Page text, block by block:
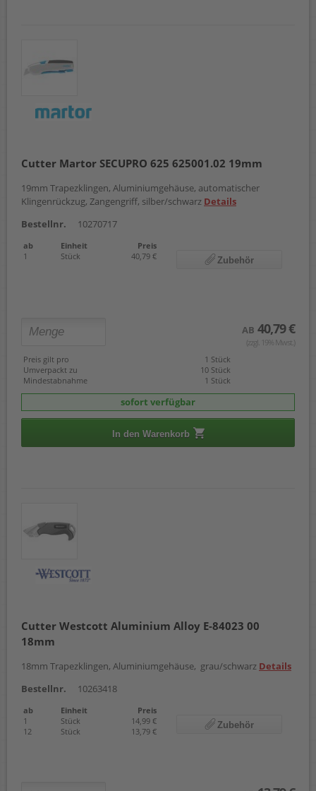
Cutter Martor SECUPRO 625 625001.02 19mm
19mm Trapezklingen, Aluminiumgehäuse, automatischer
Klingenrückzug, Zangengriff, silber/schwarz Details
Bestellnr.
10270717
ab Einheit
Preis
1
Stück 40,79 € Zubehör
AB 40,79 €
(zzgl. 19% Mwst.)
Preis gilt pro
1 Stück
Umverpackt zu
10 Stück
Mindestabnahme
1 Stück
sofort verfügbar
In den Warenkorb
Cutter Westcott Aluminium Alloy E-84023 00
18mm
18mm Trapezklingen, Aluminiumgehäuse, grau/schwarz Details
Bestellnr.
10263418
ab Einheit
Preis
1
Stück
14,99 €
12
Stück 13,79 €
Zubehör